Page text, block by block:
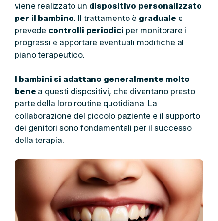
viene realizzato un dispositivo personalizzato
per il bambino. Il trattamento è graduale e
prevede controlli periodici per monitorare i
progressi e apportare eventuali modifiche al
piano terapeutico.
I bambini si adattano generalmente molto
bene a questi dispositivi, che diventano presto
parte della loro routine quotidiana. La
collaborazione del piccolo paziente e il supporto
dei genitori sono fondamentali per il successo
della terapia.